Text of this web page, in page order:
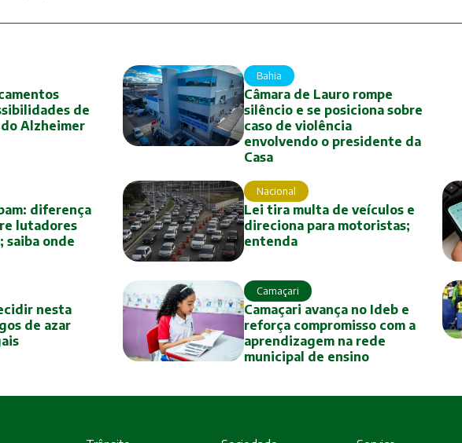
de
Alzheimer
Bahia
Câmara de Lauro rompe
silêncio e se posiciona sobre
caso de violência
envolvendo o presidente da
Casa
diferença
lutadores
saiba onde
Nacional
Lei tira multa de veículos e
direciona para motoristas;
entenda
nesta
de azar
Camaçari
Camaçari avança no Ideb e
reforça compromisso com a
aprendizagem na rede
municipal de ensino